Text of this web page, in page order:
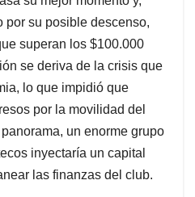
a
d
s
por su posible descenso,
superan los $100.000
se deriva de la crisis que
lo que impidió que
por la movilidad del
un enorme grupo
inyectaría un capital
las finanzas del club.